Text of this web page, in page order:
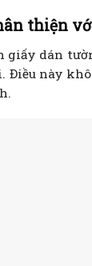
thiện
giấy dán
Điều này